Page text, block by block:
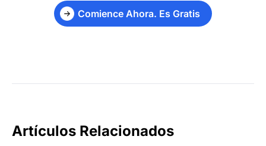
Comience Ahora. Es Gratis
Artículos Relacionados